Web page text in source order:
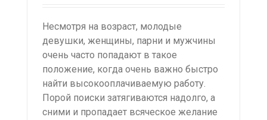
Несмотря на возраст, молодые
девушки, женщины, парни и мужчины
очень часто попадают в такое
положение, когда очень важно быстро
найти высокооплачиваемую работу.
Порой поиски затягиваются надолго, а
сними и пропадает всяческое желание